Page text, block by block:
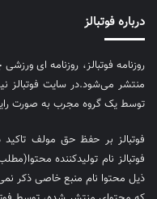
درباره فوتبالز
منتشر می‌شود.در سایت فوتبالز
توسط یک گروه مجرب به صورت
فوتبالز بر حفظ حق مولف
فوتبالز نام تولیدکننده